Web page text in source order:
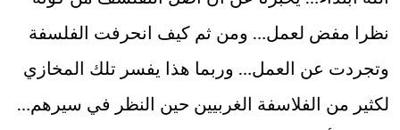
نظرا مفض لعمل… ومن ثم كيف انحرفت الفلسفة
وتجردت عن العمل… وربما هذا يفسر تلك المخازي
لكثير من الفلاسفة الغربيين حين النظر في سيرهم…